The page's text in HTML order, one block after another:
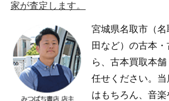
家が査定します。
宮城県名取市（
田など）の古本
ら、古本買取本
任せください。
はもちろん、音楽